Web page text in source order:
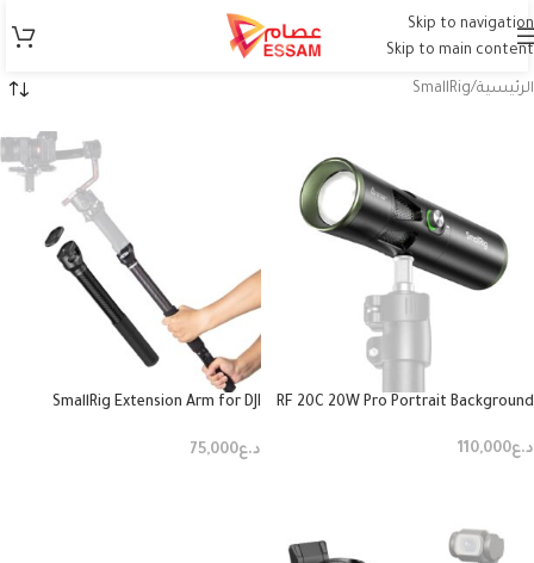
Skip to navigation
Skip to main content
الرئيسية SmallRig
RF 20C 20W Pro Portrait Background
د.ع110,000
SmallRig Extension Arm for DJI
د.ع75,000